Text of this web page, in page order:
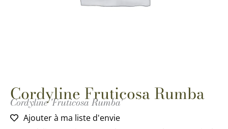
Cordyline Fruticosa Rumba
Cordyline 'Fruticosa Rumba'
Ajouter à ma liste d'envie